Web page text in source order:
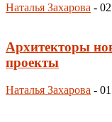
Наталья Захарова -
Архитекторы
проекты
Наталья Захарова -